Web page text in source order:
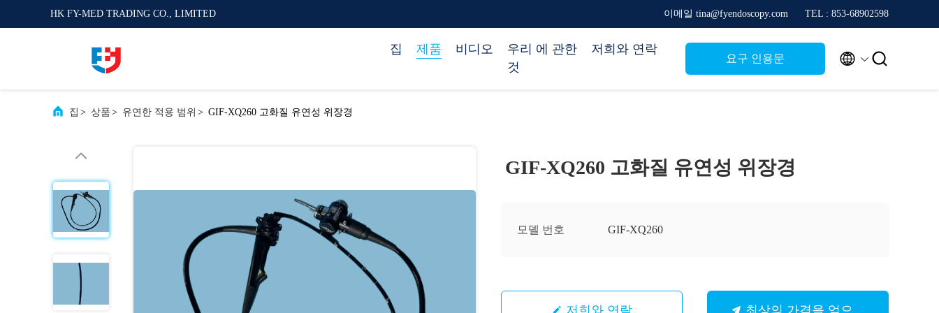
HK FY-MED TRADING CO., LIMITED 이메일 tina@fyendoscopy.com TEL : 853-68902598
집 제품 비디오
우리 에 관한
것
저희와 연락
요구 인용문  
집 > 상품 > 유연한 적용 범위 > GIF-XQ260 고화질 유연성 위장경
GIF-XQ260 고화질 유연성 위장경
모델 번호 GIF-XQ260
저희와 연락 최상의 가격을 얻으세요